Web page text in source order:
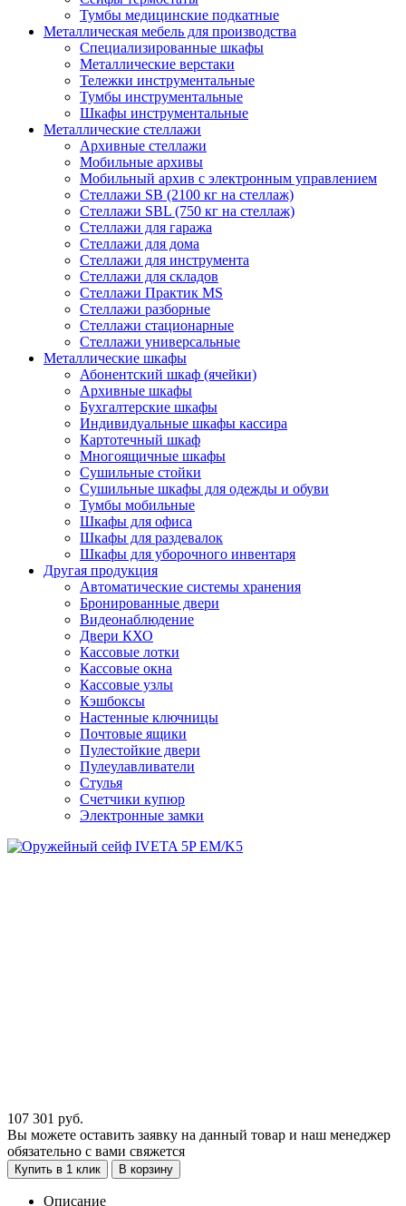
Тумбы медицинские подкатные
Металлическая мебель для производства
Cпециализированные шкафы
Металлические верстаки
Тележки инструментальные
Тумбы инструментальные
Шкафы инструментальные
Металлические стеллажи
Архивные стеллажи
Мобильные архивы
Мобильный архив с электронным управлением
Стеллажи SB (2100 кг на стеллаж)
Стеллажи SBL (750 кг на стеллаж)
Стеллажи для гаража
Стеллажи для дома
Стеллажи для инструмента
Стеллажи для складов
Стеллажи Практик MS
Стеллажи разборные
Стеллажи стационарные
Стеллажи универсальные
Металлические шкафы
Абонентский шкаф (ячейки)
Архивные шкафы
Бухгалтерские шкафы
Индивидуальные шкафы кассира
Картотечный шкаф
Многоящичные шкафы
Сушильные стойки
Сушильные шкафы для одежды и обуви
Тумбы мобильные
Шкафы для офиса
Шкафы для раздевалок
Шкафы для уборочного инвентаря
Другая продукция
Автоматические системы хранения
Бронированные двери
Видеонаблюдение
Двери КХО
Кассовые лотки
Кассовые окна
Кассовые узлы
Кэшбоксы
Настенные ключницы
Почтовые ящики
Пулестойкие двери
Пулеулавливатели
Стулья
Счетчики купюр
Электронные замки
107 301 руб.
Вы можете оставить заявку на данный товар и наш менеджер
обязательно с вами свяжется
Купить в 1 клик В корзину
Описание